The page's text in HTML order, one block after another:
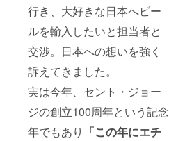
行き、大好きな日本へビー
ルを輸入したいと担当者と
交渉。日本への想いを強く
訴えてきました。
実は今年、セント・ジョー
ジの創立100周年という記念
年でもあり 「この年にエチ